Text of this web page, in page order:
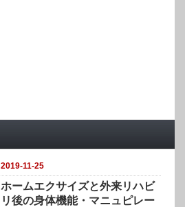
2019-11-25
ホームエクサイズと外来リハビ
リ後の身体機能・マニュピレー